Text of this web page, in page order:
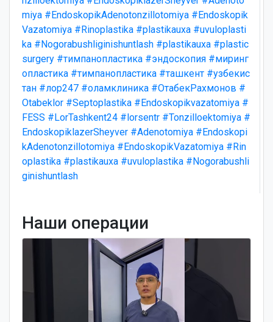
miya #EndoskopikAdenotonzillotomiya #Endoskopik
Vazatomiya #Rinoplastika #plastikauxa #uvuloplasti
ka #Nogorabushliginishuntlash #plastikauxa #plastic
surgery #тимпанопластика #эндоскопия #миринг
опластика #тимпанопластика #ташкент #узбекис
тан #лор247 #оламклиника #ОтабекРахмонов #
Otabeklor #Septoplastika #Endoskopikvazatomiya #
FESS #LorTashkent24 #lorsentr #Tonzilloektomiya #
EndoskopiklazerSheyver #Adenotomiya #Endoskopi
kAdenotonzillotomiya #EndoskopikVazatomiya #Rin
oplastika #plastikauxa #uvuloplastika #Nogorabushli
ginishuntlash
Наши операции